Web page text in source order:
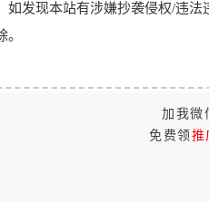
如发现本站有涉嫌抄袭侵权/违
加我微
免费领 推